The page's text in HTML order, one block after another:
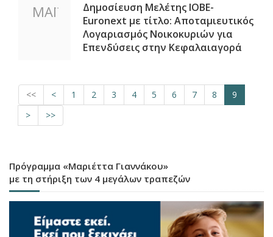
ΜΑΪ
Δημοσίευση Μελέτης ΙΟΒΕ-
Euronext με τίτλο: Αποταμιευτικός
Λογαριασμός Νοικοκυριών για
Επενδύσεις στην Κεφαλαιαγορά
<< < 1 2 3 4 5 6 7 8
9
>
>>
Πρόγραμμα «Μαριέττα Γιαννάκου»
με τη στήριξη των 4 μεγάλων τραπεζών